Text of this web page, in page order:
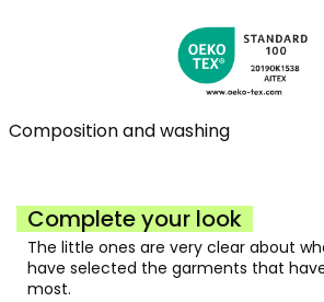
Composition and washing
Complete your look
The little ones are very clear about
have selected the garments that
most.